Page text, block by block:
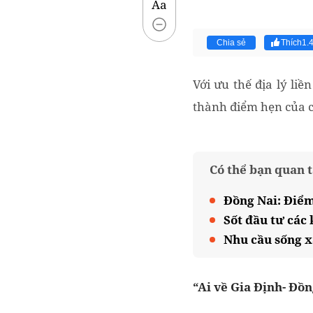
Aa
Chia sẻ Thích
Với ưu thế địa lý
thành điểm hẹn của
Có thể bạn quan
Đồng Nai:
Sốt đầu tư
Nhu cầu sống
“Ai về Gia Định-